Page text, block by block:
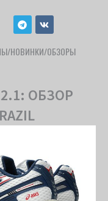
T
e
l
e
g
V
k
НОВИНКИ/ОБЗОРЫ
ОБЗОР